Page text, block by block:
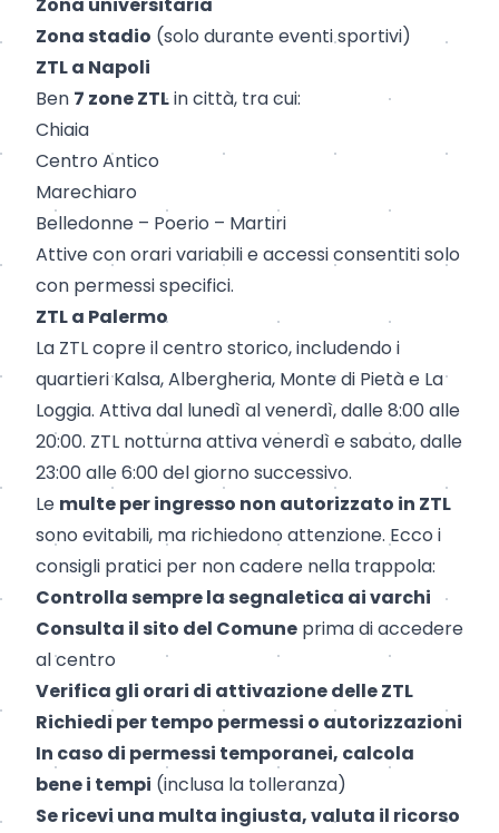
Zona universitaria
Zona stadio (solo durante eventi sportivi)
ZTL a Napoli
Ben 7 zone ZTLin città, tra cui:
Chiaia
Centro Antico
Marechiaro
Belledonne – Poerio – Martiri
Attive con orari variabili e accessi consentiti solo
con permessi specifici.
ZTL a Palermo
La ZTL copre il centro storico, includendo i
quartieri Kalsa, Albergheria, Monte di Pietà e La
Loggia. Attiva dal lunedì al venerdì, dalle 8:00 alle
20:00. ZTL notturna attiva venerdì e sabato, dalle
23:00 alle 6:00 del giorno successivo.
Le multe per ingresso non autorizzato in ZTL
sono evitabili, ma richiedono attenzione. Ecco i
consigli pratici per non cadere nella trappola:
Controlla sempre la segnaletica ai varchi
Consulta il sito del Comune prima di accedere
al centro
Verifica gli orari di attivazione delle ZTL
Richiedi per tempo permessi o autorizzazioni
In caso di permessi temporanei, calcola
bene i tempi (inclusa la tolleranza)
Se ricevi una multa ingiusta, valuta il ricorso